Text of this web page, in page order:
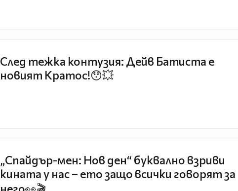
След тежка контузия: Дейв Батиста е
новият Кратос!😯💥
„Спайдър-мен: Нов ден“ буквално взриви
кината у нас – ето защо всички говорят за